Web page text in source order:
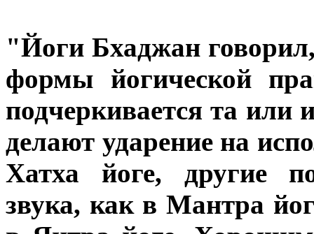
"Йоги Бхаджан
формы йогической
подчеркивается та или
делают ударение на
Хатха йоге, другие
звука, как в Мантра